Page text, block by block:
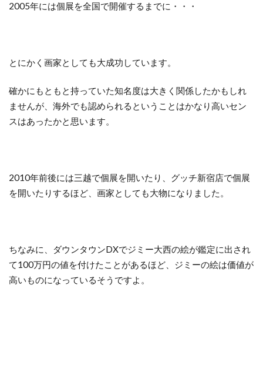
2005年には個展を全国で開催するまでに・・・
とにかく画家としても大成功しています。
確かにもともと持っていた知名度は大きく関係したかもしれ
ませんが、海外でも認められるということはかなり高いセン
スはあったかと思います。
2010年前後には三越で個展を開いたり、グッチ新宿店で個展
を開いたりするほど、画家としても大物になりました。
ちなみに、ダウンタウンDXでジミー大西の絵が鑑定に出され
て100万円の値を付けたことがあるほど、ジミーの絵は価値が
高いものになっているそうですよ。